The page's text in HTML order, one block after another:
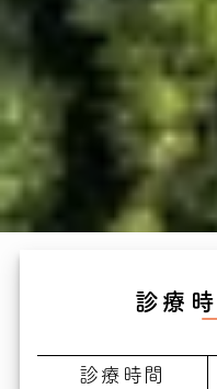
診療
診療時間